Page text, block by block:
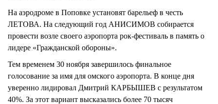
На аэродроме в Поповке установят барельеф в честь
ЛЕТОВА. На следующий год АНИСИМОВ собирается
провести возле своего аэропорта рок-фестиваль в память о
лидере «Гражданской обороны».
Тем временем 30 ноября завершилось финальное
голосование за имя для омского аэропорта. В конце дня
уверенно лидировал Дмитрий КАРБЫШЕВ с результатом
40%. За этот вариант высказались более 70 тысяч